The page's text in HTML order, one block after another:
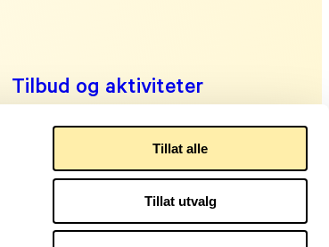
Tillat alle
Tillat utvalg
Tilbud og aktiviteter
Kontakt oss
Logg inn Min side